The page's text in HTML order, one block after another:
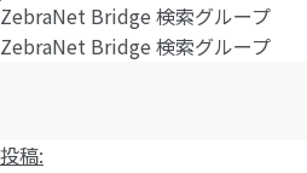
ZebraNet Bridge 検索グループ
ZebraNet Bridge 検索グループ
投
投稿: